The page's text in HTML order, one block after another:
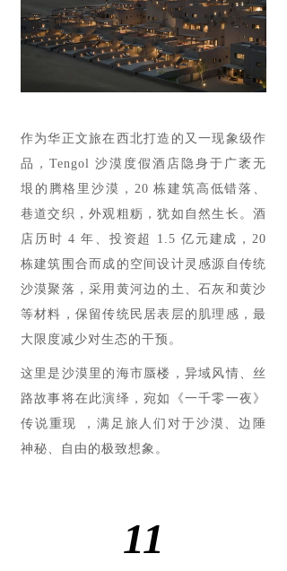
作为华正文旅在西北打造的又一现象级作
品，Tengol 沙漠度假酒店隐身于广袤无
垠的腾格里沙漠，20 栋建筑高低错落、
巷道交织，外观粗粝，犹如自然生长。酒
店历时 4 年、投资超 1.5 亿元建成，20
栋建筑围合而成的空间设计灵感源自传统
沙漠聚落，采用黄河边的土、石灰和黄沙
等材料，保留传统民居表层的肌理感，最
大限度减少对生态的干预。
这里是沙漠里的海市蜃楼，异域风情、丝
路故事将在此演绎，宛如《一千零一夜》
传说重现 ，满足旅人们对于沙漠、边陲
神秘、自由的极致想象 。
11